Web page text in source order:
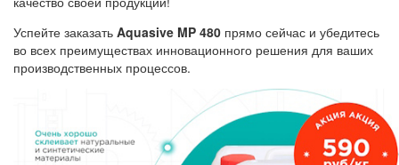
Успейте заказать Aquasive MP 480 прямо сейчас и убедитесь
во всех преимуществах инновационного решения для ваших
производственных процессов.